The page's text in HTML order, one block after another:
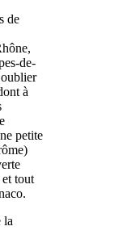
de
de-
à
petite
tout
la